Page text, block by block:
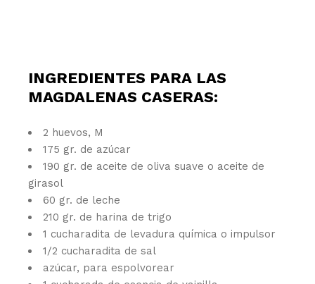
INGREDIENTES PARA LAS
MAGDALENAS CASERAS:
2 huevos, M
175 gr. de azúcar
190 gr. de aceite de oliva suave o aceite de
girasol
60 gr. de leche
210 gr. de harina de trigo
1 cucharadita de levadura química o impulsor
1/2 cucharadita de sal
azúcar, para espolvorear